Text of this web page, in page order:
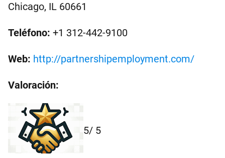
Chicago, IL 60661
Teléfono: +1 312-442-9100
Web: http://partnershipemployment.com/
Valoración:
5/ 5